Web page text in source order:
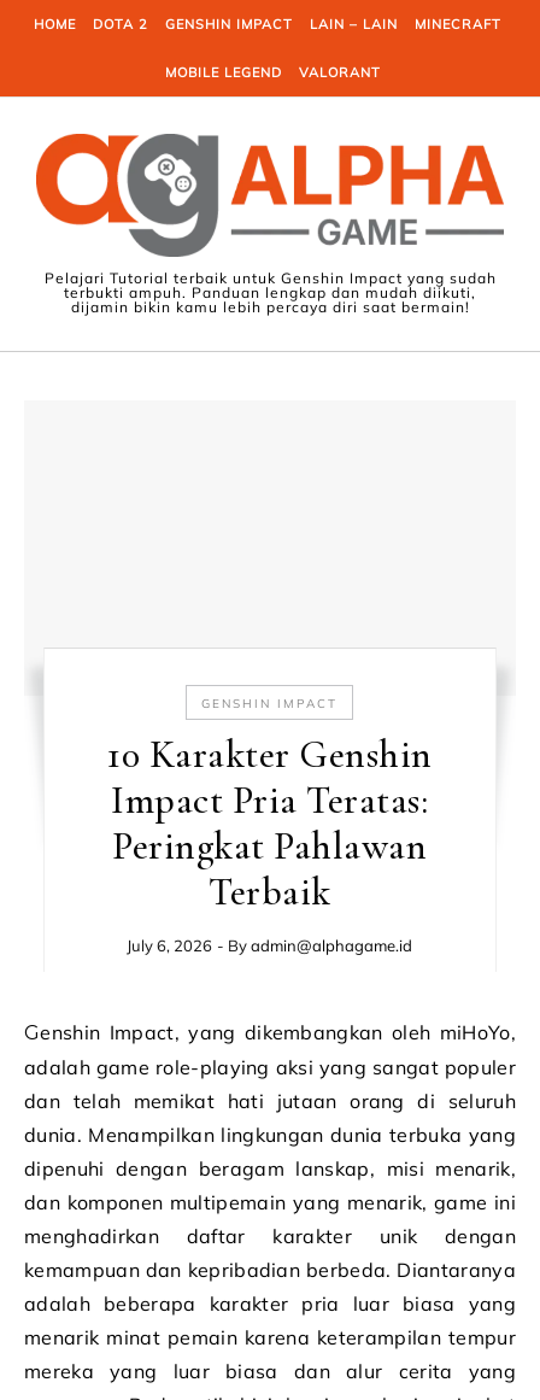
Skip to content
HOME DOTA 2 GENSHIN IMPACT LAIN – LAIN MINECRAFT
MOBILE LEGEND VALORANT
Pelajari Tutorial terbaik untuk Genshin Impact yang sudah
terbukti ampuh. Panduan lengkap dan mudah diikuti,
dijamin bikin kamu lebih percaya diri saat bermain!
GENSHIN IMPACT
10 Karakter Genshin
Impact Pria Teratas:
Peringkat Pahlawan
Terbaik
July 6, 2026 - Byadmin@alphagame.id
Genshin Impact, yang dikembangkan oleh miHoYo,
adalah game role-playing aksi yang sangat populer
dan telah memikat hati jutaan orang di seluruh
dunia. Menampilkan lingkungan dunia terbuka yang
dipenuhi dengan beragam lanskap, misi menarik,
dan komponen multipemain yang menarik, game ini
menghadirkan daftar karakter unik dengan
kemampuan dan kepribadian berbeda. Diantaranya
adalah beberapa karakter pria luar biasa yang
menarik minat pemain karena keterampilan tempur
mereka yang luar biasa dan alur cerita yang